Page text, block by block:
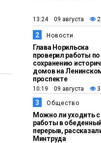
Новости
15:56
07 августа
Еда
13:24 09 августа
2 Новости
Глава Норильска
проверил работы по
сохранению
домов на
проспекте
10:19 09 августа
3 Общество
Можно ли уходить с
работы в обеденный
перерыв,
Минтруда